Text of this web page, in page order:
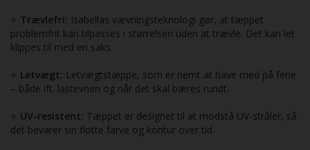
⭐ Trævlefri: Isabellas vævningsteknologi gør, at tæppet
problemfrit kan tilpasses i størrelsen uden at trævle. Det kan let
klippes til med en saks.
⭐ Letvægt: Letvægtstæppe, som er nemt at have med på ferie
– både ift. lastevnen og når det skal bæres rundt.
⭐ UV-resistent: Tæppet er designet til at modstå UV-stråler, så
det bevarer sin flotte farve og kontur over tid.